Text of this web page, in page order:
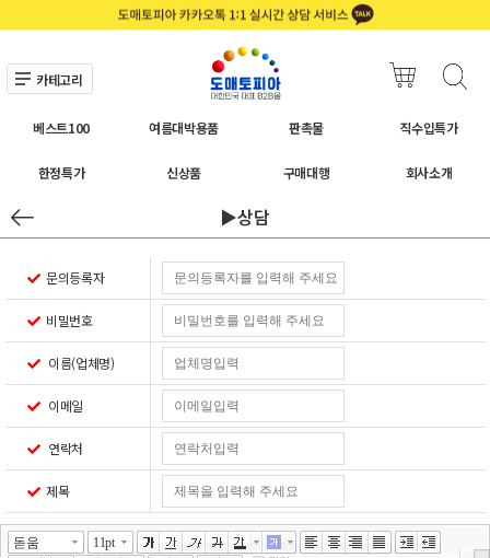
카테고리
베스트100 여름대박용품 판촉물 직수입특가
한정특가 신상품 구매대행 회사소개
▶상담
문의등록자
비밀번호
이름(업체명)
이메일
연락처
제목
돋움 11pt